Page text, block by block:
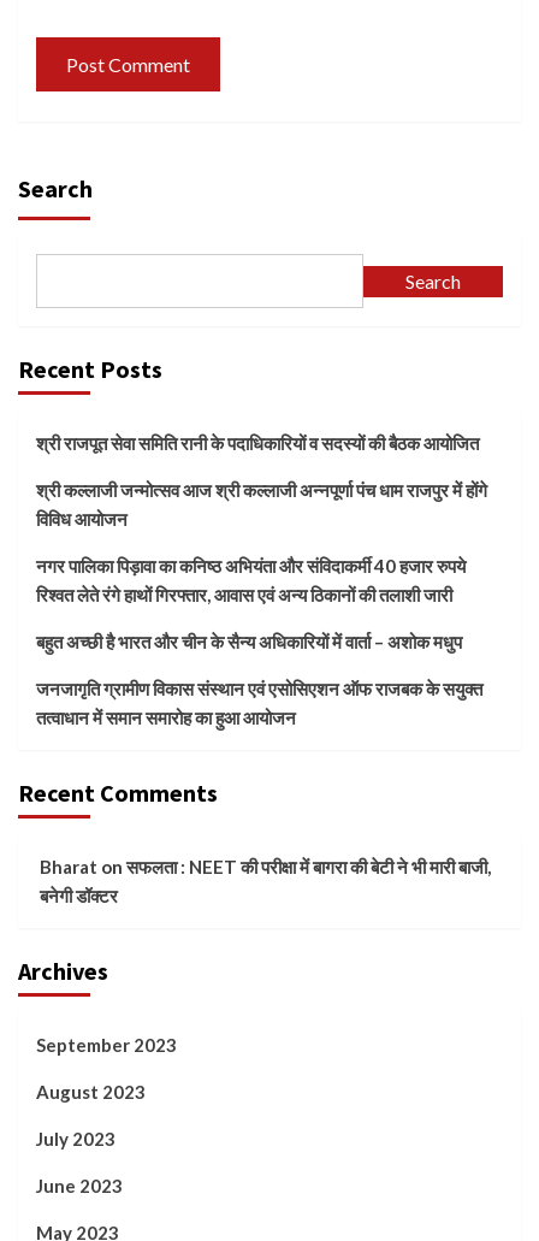
Search
Search
Recent Posts
श्री राजपूत सेवा समिति रानी के पदाधिकारियों व सदस्यों की बैठक आयोजित
श्री कल्लाजी जन्मोत्सव आज श्री कल्लाजी अन्नपूर्णा पंच धाम राजपुर में होंगे
विविध आयोजन
नगर पालिका पिड़ावा का कनिष्ठ अभियंता और संविदाकर्मी 40 हजार रुपये
रिश्वत लेते रंगे हाथों गिरफ्तार, आवास एवं अन्य ठिकानों की तलाशी जारी
बहुत अच्छी है भारत और चीन के सैन्य अधिकारियों में वार्ता – अशोक मधुप
जनजागृति ग्रामीण विकास संस्थान एवं एसोसिएशन ऑफ राजबक के सयुक्त
तत्वाधान में समान समारोह का हुआ आयोजन
Recent Comments
Bharat onसफलता : NEET की परीक्षा में बागरा की बेटी ने भी मारी बाजी,
बनेगी डॉक्टर
Archives
September 2023
August 2023
July 2023
June 2023
May 2023